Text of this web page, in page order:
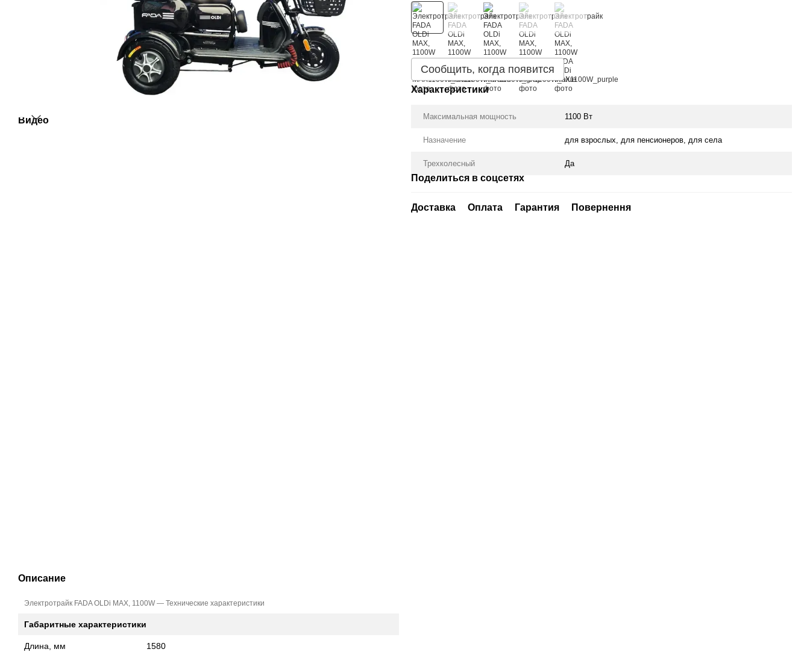
Видео
Описание
Электротрайк FADA OLDi MAX, 1100W — Технические характеристики
Габаритные характеристики
Длина, мм 1580
Сообщить, когда появится
Характеристики
Максимальная мощность 1100 Вт
Назначение для взрослых, для пенсионеров, для села
Трехколесный Да
Поделиться в соцсетях
Доставка Оплата Гарантия Повернення